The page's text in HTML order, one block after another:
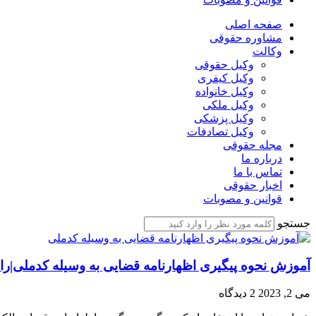
صفحه اصلی
مشاوره حقوقی
وکالت
وکیل حقوقی
وکیل کیفری
وکیل خانواده
وکیل ملکی
وکیل پزشکی
وکیل تصادفات
مجله حقوقی
درباره ما
تماس با ما
اخبار حقوقی
قوانین و مصوبات
جستجو
آموزش نحوه پیگیری اظهارنامه قضایی به وسیله
می 2, 2023 2 دیدگاه